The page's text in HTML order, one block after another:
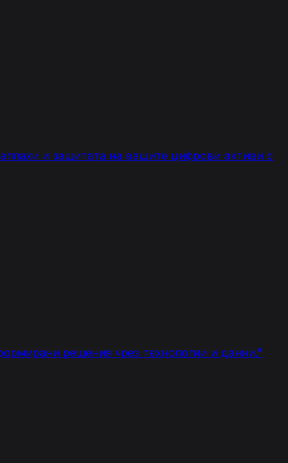
и защитата на вашите цифрови активи с
решения чрез технологии и данни."